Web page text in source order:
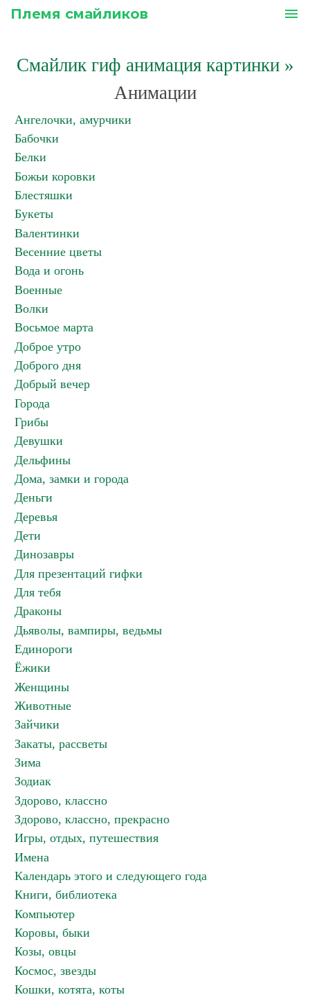
Племя смайликов menu
Смайлик гиф анимация картинки»
Анимации
Ангелочки, амурчики
Бабочки
Белки
Божьи коровки
Блестяшки
Букеты
Валентинки
Весенние цветы
Вода и огонь
Военные
Волки
Восьмое марта
Доброе утро
Доброго дня
Добрый вечер
Города
Грибы
Девушки
Дельфины
Дома, замки и города
Деньги
Деревья
Дети
Динозавры
Для презентаций гифки
Для тебя
Драконы
Дьяволы, вампиры, ведьмы
Единороги
Ёжики
Женщины
Животные
Зайчики
Закаты, рассветы
Зима
Зодиак
Здорово, классно
Здорово, классно, прекрасно
Игры, отдых, путешествия
Имена
Календарь этого и следующего года
Книги, библиотека
Компьютер
Коровы, быки
Козы, овцы
Космос, звезды
Кошки, котята, коты